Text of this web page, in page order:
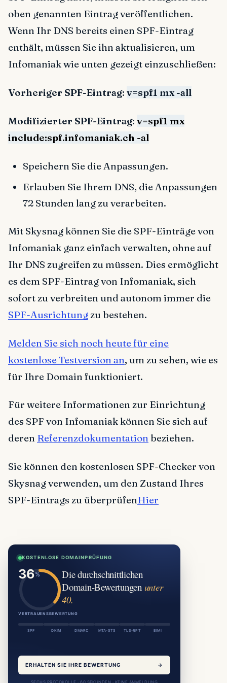
oben genannten Eintrag veröffentlichen.
Wenn Ihr DNS bereits einen SPF-Eintrag
enthält, müssen Sie ihn aktualisieren, um
Infomaniak wie unten gezeigt einzuschließen:
Vorheriger SPF-Eintrag: v=spf1 mx -all
Modifizierter SPF-Eintrag: v=spf1 mx
include:spf.infomaniak.ch -al
Speichern Sie die Anpassungen.
Erlauben Sie Ihrem DNS, die Anpassungen
72 Stunden lang zu verarbeiten.
Mit Skysnag können Sie die SPF-Einträge von
Infomaniak ganz einfach verwalten, ohne auf
Ihr DNS zugreifen zu müssen. Dies ermöglicht
es dem SPF-Eintrag von Infomaniak, sich
sofort zu verbreiten und autonom immer die
SPF-Ausrichtungzu bestehen.
Melden Sie sich noch heute für eine
kostenlose Testversion an, um zu sehen, wie es
für Ihre Domain funktioniert.
Für weitere Informationen zur Einrichtung
des SPF von Infomaniak können Sie sich auf
deren Referenzdokumentation beziehen.
Sie können den kostenlosen SPF-Checker von
Skysnag verwenden, um den Zustand Ihres
SPF-Eintrags zu überprüfenHier
KOSTENLOSE DOMAINPRÜFUNG
VERTRAUENSBEWERTUNG
Die durchschnittlichen
Domain-Bewertungen unter
40.
SPF DKIM DMARC MTA-STS TLS-RPT BIMI
ERHALTEN SIE IHRE BEWERTUNG →